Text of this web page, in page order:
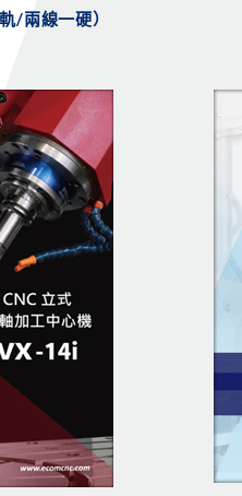
/兩線一硬）